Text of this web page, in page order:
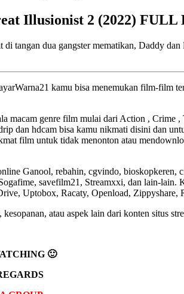
Illusionist 2 (2022) FULL
di tangan dua gangster mematikan, Daddy
kamu bisa menemukan film-film
macam genre film mulai dari Action ,
dan hdcam bisa kamu nikmati disini dan
film untuk tidak menonton atau
Ganool, rebahin, cgvindo,
savefilm21, Streamxxi, dan lain-lain.
Uptobox, Racaty, Openload, Zippyshare,
atau aspek lain dari konten situs
🙂